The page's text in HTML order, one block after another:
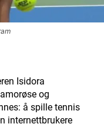
Isidora
og
å spille tennis
internettbrukere